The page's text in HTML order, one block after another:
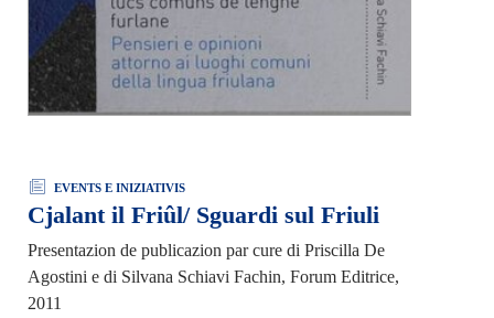
EVENTS E INIZIATIVIS
Cjalant il Friûl/ Sguardi sul Friuli
Presentazion de publicazion par cure di Priscilla De
Agostini e di Silvana Schiavi Fachin, Forum Editrice,
2011